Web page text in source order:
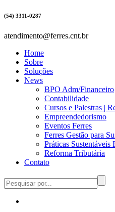
(54) 3311-0287
atendimento@ferres.cnt.br
Home
Sobre
Soluções
News
BPO Adm/Financeiro
Contabilidade
Cursos e Palestras |
Empreendedorismo
Eventos Ferres
Ferres Gestão para
Práticas Sustentáveis
Reforma Tributária
Contato